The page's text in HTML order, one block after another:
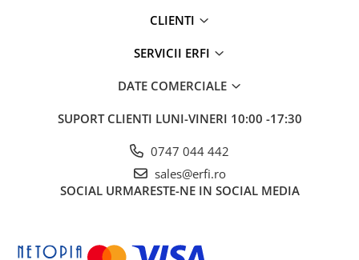
se blocheaza in cateva secunde, fara ezitari.
: fie cu ISOFIX + centura autoturismului,
Indicatori vizuali de corectitudine: LED-uri care confirma
4. Ajustare dinamica a pozitiei
CLIENTI
SERVICII ERFI
DATE COMERCIALE
SUPORT CLIENTI LUNI-VINERI 10:00 -17:30
0747 044 442
sales@erfi.ro
SOCIAL URMARESTE-NE IN SOCIAL MEDIA